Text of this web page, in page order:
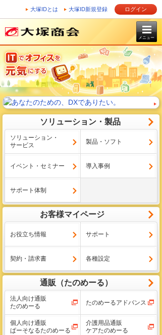
大塚IDとは 大塚ID新規登録 ログイン
メニュー
ソリューション・製品
ソリューション・
サービス
製品・ソフト
イベント・セミナー 導入事例
サポート体制
お客様マイページ
お役立ち情報 サポート
契約・請求書 各種設定
通販（たのめーる）
法人向け通販
たのめーる
たのめーるアドバンス
個人向け通販
ぱーそなるたのめーる
介護用品通販
ケアたのめーる